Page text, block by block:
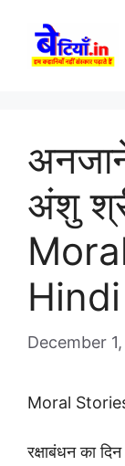
content
अंशु
Hindi
December
Moral
रक्षाबंधन का